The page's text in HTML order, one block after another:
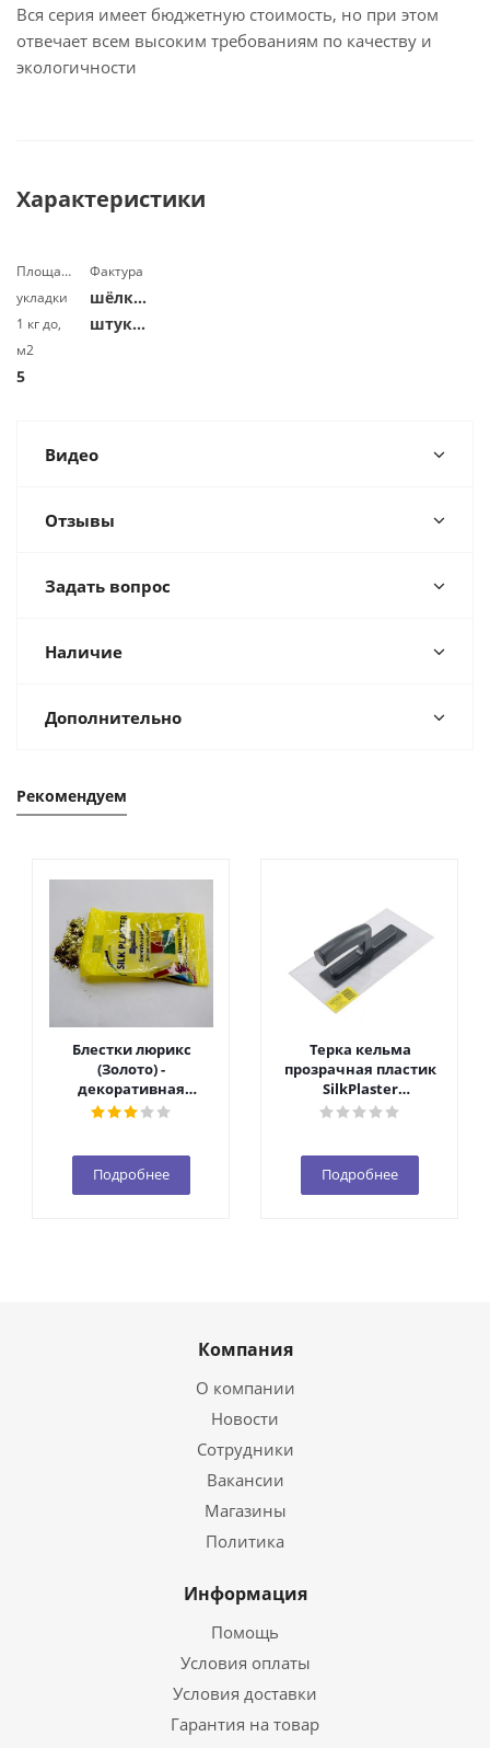
Вся серия имеет бюджетную стоимость, но при этом
отвечает всем высоким требованиям по качеству и
экологичности
Характеристики
Площадь
укладки
1 кг до,
м2
5
Фактура
шёлковая
штукатурка
Видео
Отзывы
Задать вопрос
Наличие
Дополнительно
Рекомендуем
Блестки люрикс
(Золото) -
декоративная
добавка 1уп. (10 гр.)
Подробнее
Терка кельма
прозрачная пластик
SilkPlaster
(140*280*2мм)
Подробнее
Компания
О компании
Новости
Сотрудники
Вакансии
Магазины
Политика
Информация
Помощь
Условия оплаты
Условия доставки
Гарантия на товар